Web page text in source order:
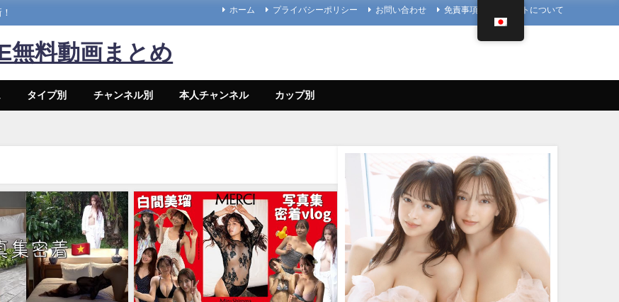
ホーム プライバシーポリシー お問い合わせ 免責事項 当サイトについて
無料動画まとめ
タイプ別 チャンネル別 本人チャンネル カップ別